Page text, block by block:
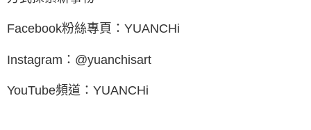
Facebook粉絲專頁：YUANCHi
Instagram：@yuanchisart
YouTube頻道：YUANCHi